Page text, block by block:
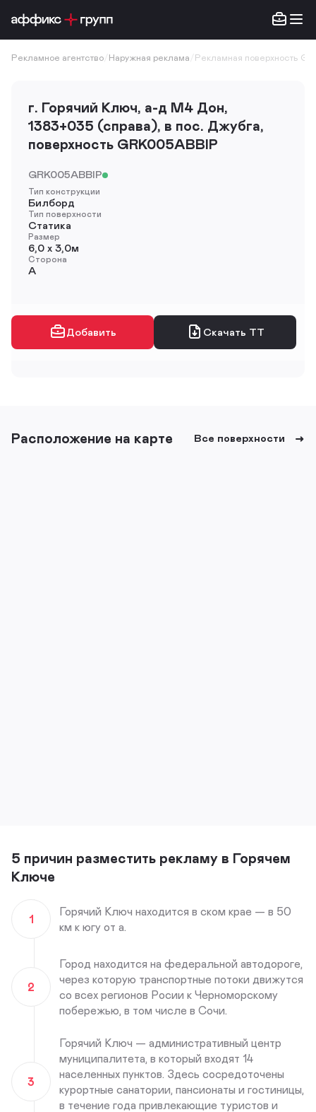
Рекламное агентство Наружная реклама Рекламная поверхность
г. Горячий Ключ, а-д М4 Дон,
1383+035 (справа), в пос. Джубга,
поверхность GRK005ABBIP
GRK005ABBIP
Тип конструкции
Билборд
Тип поверхности
Статика
Размер
6,0 х 3,0м
Сторона
A
Добавить Скачать ТТ
Расположение на карте Все поверхности
5 причин разместить рекламу в Горячем
Ключе
1
Горячий Ключ находится в ском крае — в 50
км к югу от а.
2
Город находится на федеральной автодороге,
через которую транспортные потоки движутся
со всех регионов Росии к Черноморскому
побережью, в том числе в Сочи.
3
Горячий Ключ — административный центр
муниципалитета, в который входят 14
населенных пунктов. Здесь сосредоточены
курортные санатории, пансионаты и гостиницы,
в течение года привлекающие туристов и